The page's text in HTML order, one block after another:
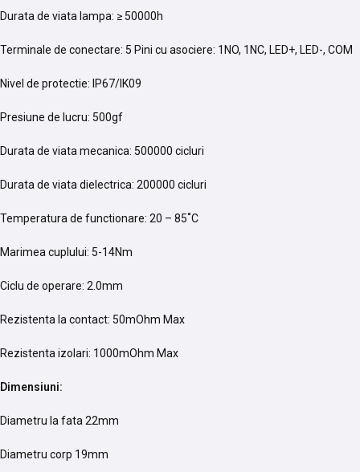
Durata de viata lampa: ≥ 50000h
Terminale de conectare: 5 Pini cu asociere: 1NO, 1NC, LED+, LED-, COM
Nivel de protectie: IP67/IK09
Presiune de lucru: 500gf
Durata de viata mecanica: 500000 cicluri
Durata de viata dielectrica: 200000 cicluri
Temperatura de functionare: 20 – 85˚C
Marimea cuplului: 5-14Nm
Ciclu de operare: 2.0mm
Rezistenta la contact: 50mOhm Max
Rezistenta izolari: 1000mOhm Max
Dimensiuni:
Diametru la fata 22mm
Diametru corp 19mm